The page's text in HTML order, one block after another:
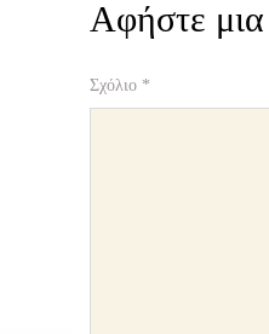
Αφήστε
Σχόλιο *